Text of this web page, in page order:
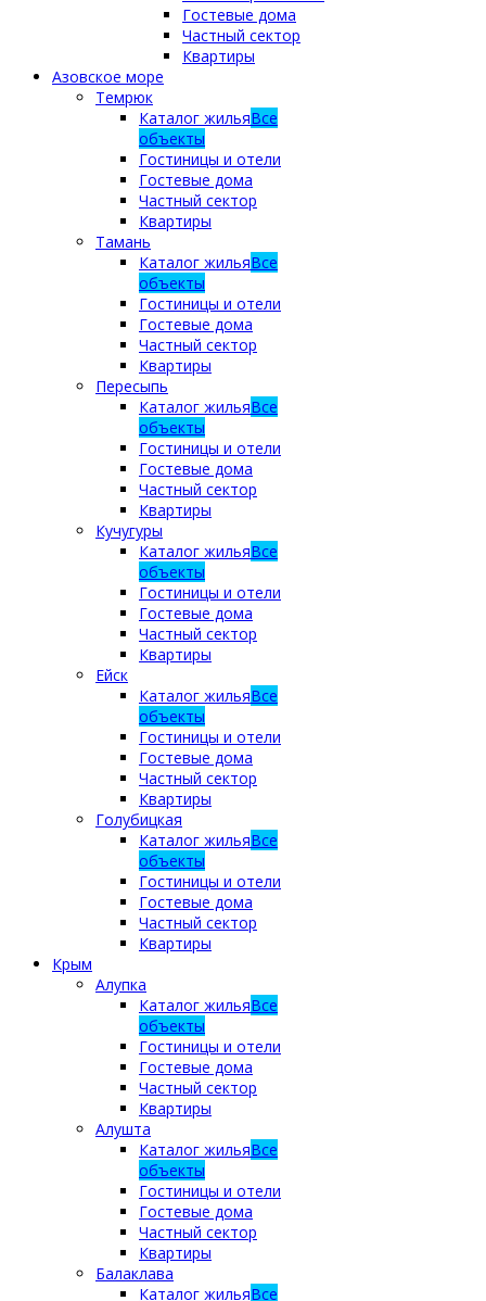
Гостевые дома
Частный сектор
Квартиры
Азовское море
Темрюк
Каталог жильяВсе
объекты
Гостиницы и отели
Гостевые дома
Частный сектор
Квартиры
Тамань
Каталог жильяВсе
объекты
Гостиницы и отели
Гостевые дома
Частный сектор
Квартиры
Пересыпь
Каталог жильяВсе
объекты
Гостиницы и отели
Гостевые дома
Частный сектор
Квартиры
Кучугуры
Каталог жильяВсе
объекты
Гостиницы и отели
Гостевые дома
Частный сектор
Квартиры
Ейск
Каталог жильяВсе
объекты
Гостиницы и отели
Гостевые дома
Частный сектор
Квартиры
Голубицкая
Каталог жильяВсе
объекты
Гостиницы и отели
Гостевые дома
Частный сектор
Квартиры
Крым
Алупка
Каталог жильяВсе
объекты
Гостиницы и отели
Гостевые дома
Частный сектор
Квартиры
Алушта
Каталог жильяВсе
объекты
Гостиницы и отели
Гостевые дома
Частный сектор
Квартиры
Балаклава
Каталог жильяВсе